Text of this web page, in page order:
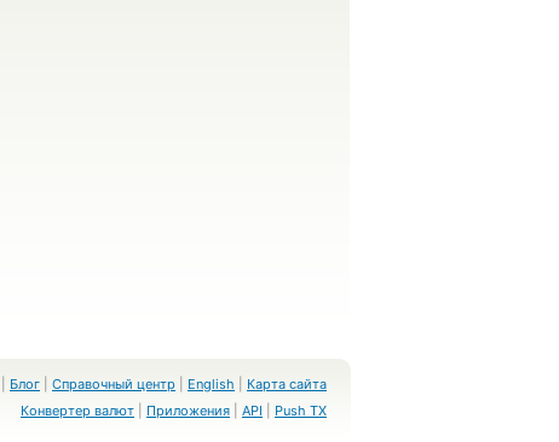
Блог Справочный центр English
Карта сайта
Конвертер валют
Приложения API Push TX